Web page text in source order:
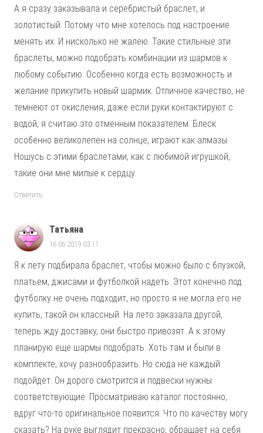
А я сразу заказывала и серебристый браслет, и
золотистый. Потому что мне хотелось под настроение
менять их. И нисколько не жалею. Такие стильные эти
браслеты, можно подобрать комбинации из шармов к
любому событию. Особенно когда есть возможность и
желание прикупить новый шармик. Отличное качество, не
темнеют от окисления, даже если руки контактируют с
водой, я считаю это отменным показателем. Блеск
особенно великолепен на солнце, играют как алмазы.
Ношусь с этими браслетами, как с любимой игрушкой,
такие они мне милые к сердцу.
Ответить
Татьяна
16.06.2019 03:11
Я к лету подбирала браслет, чтобы можно было с блузкой,
платьем, джисами и футболкой надеть. Этот конечно под
футболку не очень подходит, но просто я не могла его не
купить, такой он классный. На лето заказала другой,
теперь жду доставку, они быстро привозят. А к этому
планирую еще шармы подобрать. Хоть там и были в
комплекте, хочу разнообразить. Но сюда не каждый
подойдет. Он дорого смотрится и подвески нужны
соответствующие. Просматриваю каталог постоянно,
вдруг что-то оригинальное появится. Что по качеству могу
сказать? На руке выглядит прекрасно, обращает на себя